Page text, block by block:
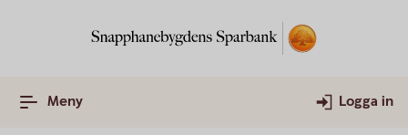
Meny Logga in